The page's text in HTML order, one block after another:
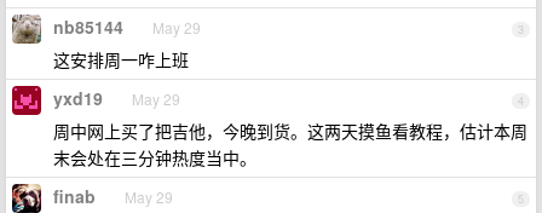
3
nb85144 May 29
这安排周一咋上班
4
yxd19 May 29
周中网上买了把吉他，今晚到货。这两天摸鱼看教程，估计本周
末会处在三分钟热度当中。
5
finab May 29